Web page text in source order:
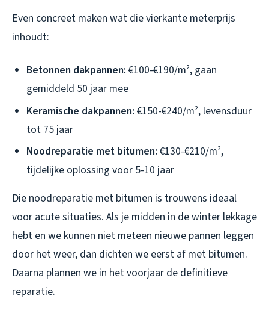
Even concreet maken wat die vierkante meterprijs
inhoudt:
Betonnen dakpannen: €100-€190/m², gaan
gemiddeld 50 jaar mee
Keramische dakpannen: €150-€240/m², levensduur
tot 75 jaar
Noodreparatie met bitumen: €130-€210/m²,
tijdelijke oplossing voor 5-10 jaar
Die noodreparatie met bitumen is trouwens ideaal
voor acute situaties. Als je midden in de winter lekkage
hebt en we kunnen niet meteen nieuwe pannen leggen
door het weer, dan dichten we eerst af met bitumen.
Daarna plannen we in het voorjaar de definitieve
reparatie.